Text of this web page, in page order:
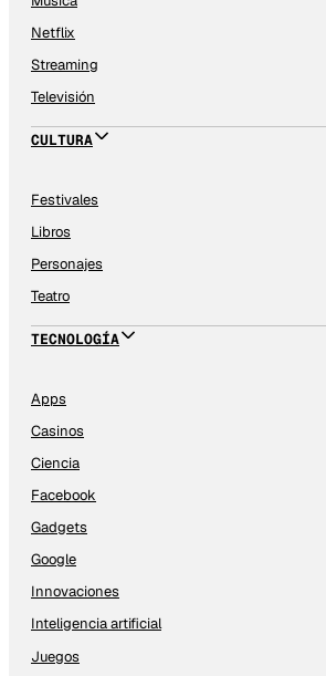
Netflix
Streaming
Televisión
CULTURA
Festivales
Libros
Personajes
Teatro
TECNOLOGÍA
Apps
Casinos
Ciencia
Facebook
Gadgets
Google
Innovaciones
Inteligencia artificial
Juegos